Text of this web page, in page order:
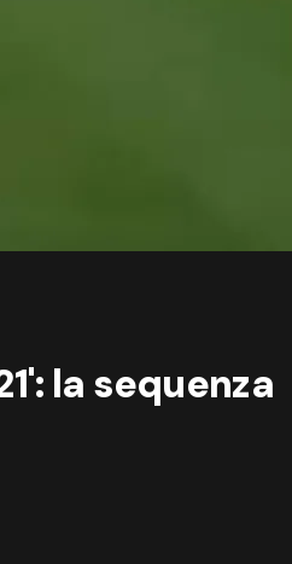
la sequenza